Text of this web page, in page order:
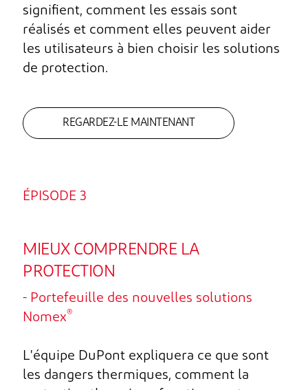
signifient, comment les essais sont
réalisés et comment elles peuvent aider
les utilisateurs à bien choisir les solutions
de protection.
REGARDEZ-LE MAINTENANT
ÉPISODE 3
MIEUX COMPRENDRE LA
PROTECTION
- Portefeuille des nouvelles solutions
Nomex®
L'équipe DuPont expliquera ce que sont
les dangers thermiques, comment la